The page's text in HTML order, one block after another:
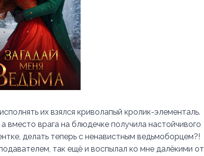
их взялся криволапый кролик-элементаль.
врага на блюдечке получила настойчивого
делать теперь с ненавистным ведьмоборцем?!
так ещё и воспылал ко мне далёкими от